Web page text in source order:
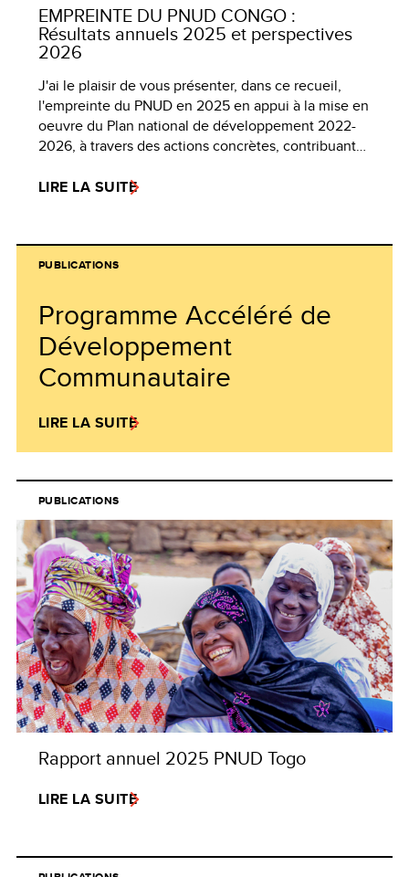
EMPREINTE DU PNUD CONGO :
Résultats annuels 2025 et perspectives
2026
J'ai le plaisir de vous présenter, dans ce recueil,
l'empreinte du PNUD en 2025 en appui à la mise en
oeuvre du Plan national de développement 2022-
2026, à travers des actions concrètes, contribuant…
LIRE LA SUITE
PUBLICATIONS
Programme Accéléré de
Développement
Communautaire
LIRE LA SUITE
PUBLICATIONS
Rapport annuel 2025 PNUD Togo
LIRE LA SUITE